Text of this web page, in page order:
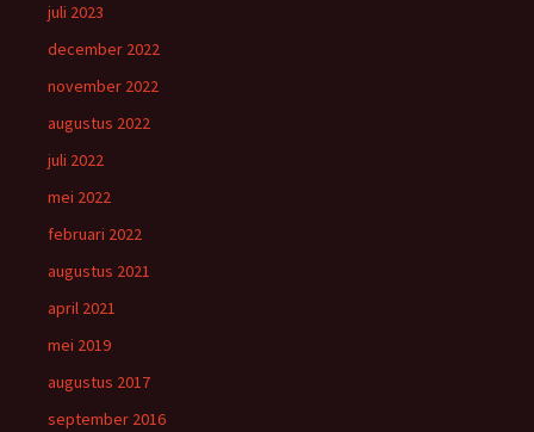
juli 2023
december 2022
november 2022
augustus 2022
juli 2022
mei 2022
februari 2022
augustus 2021
april 2021
mei 2019
augustus 2017
september 2016